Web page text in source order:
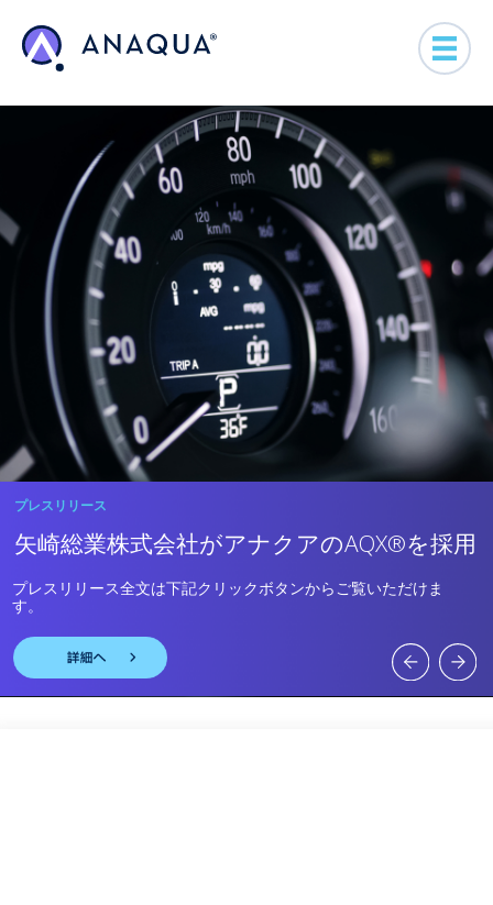
プレスリリース
矢崎総業株式会社がアナクアのAQX®を採用
プレスリリース全文は下記クリックボタンからご覧いただけま
す。